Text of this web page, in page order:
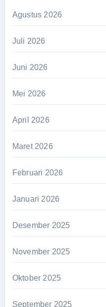
Agustus 2026
Juli 2026
Juni 2026
Mei 2026
April 2026
Maret 2026
Februari 2026
Januari 2026
Desember 2025
November 2025
Oktober 2025
September 2025